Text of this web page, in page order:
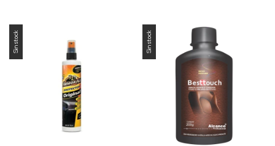
Sin stock Sin stock